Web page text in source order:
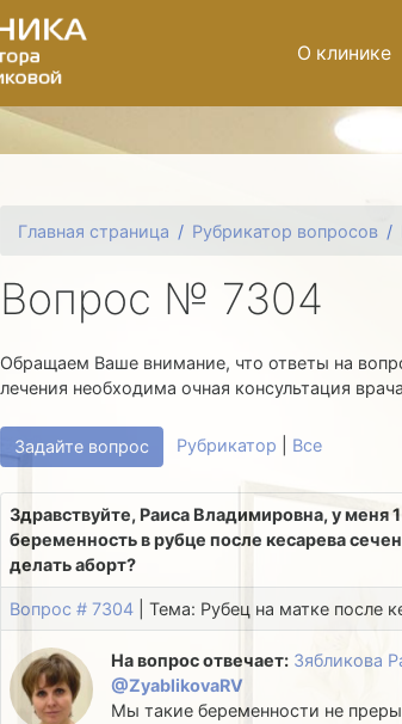
О клинике
Главная страница Рубрикатор вопросов
Вопрос № 7304
Обращаем Ваше внимание, что ответы на
лечения необходима очная консультация
Задайте вопрос Рубрикатор Все
Здравствуйте, Раиса Владимировна, у
беременность в рубце после кесарева
делать аборт?
Вопрос # 7304 | Тема: Рубец на матке после
На вопрос отвечает: Зябликова
@ZyablikovaRV
Мы такие беременности не